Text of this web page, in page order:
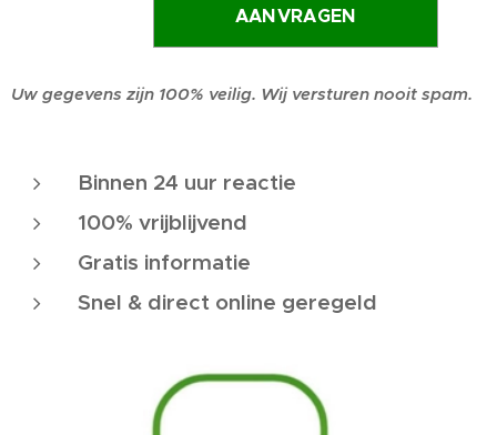
AANVRAGEN
Uw gegevens zijn 100% veilig. Wij versturen nooit spam.
Binnen 24 uur reactie
100% vrijblijvend
Gratis informatie
Snel & direct online geregeld